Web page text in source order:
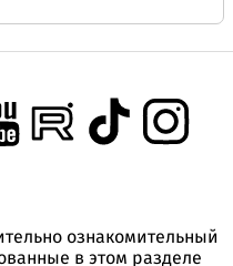
ознакомительный
в этом разделе